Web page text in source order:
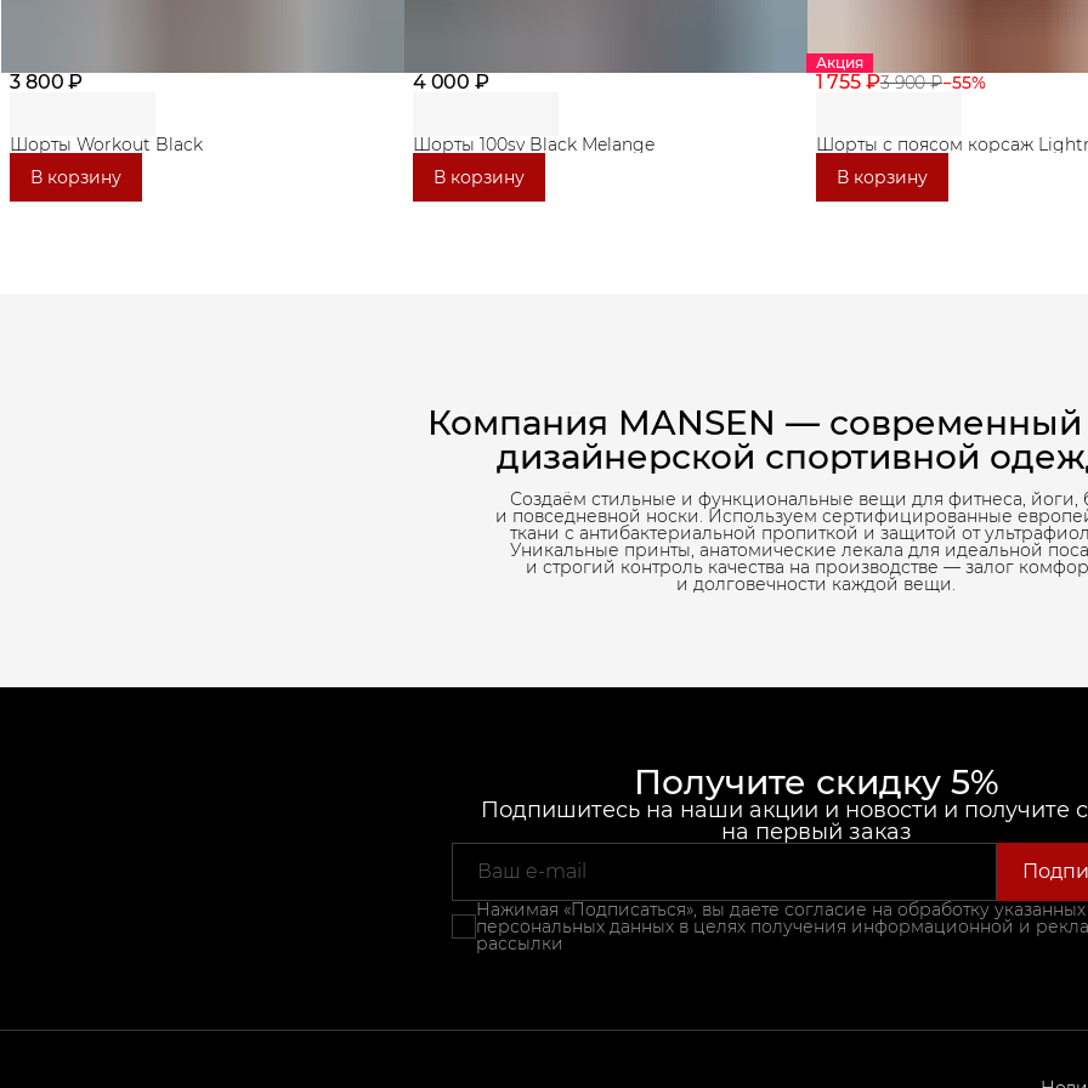
3 800 ₽
Шорты Workout Black
В корзину
4 000 ₽
Шорты 100sv Black Melange
В корзину
Акция
1 755 ₽3 900 ₽−55%
Шорты с поясом корсаж
В корзину
Компания MANSEN —
дизайнерской спортивной
Создаём стильные и функциональные вещи для фитнеса, йоги,
и повседневной носки. Используем сертифицированные
ткани с антибактериальной пропиткой и защитой от
Уникальные принты, анатомические лекала для идеальной
и строгий контроль качества на производстве — залог
и долговечности каждой вещи.
Получите скидку 5%
Подпишитесь на наши акции и новости и получите
на первый заказ
Нажимая «Подписаться», вы даете согласие на обработку указанных
персональных данных в целях получения информационной и
рассылки